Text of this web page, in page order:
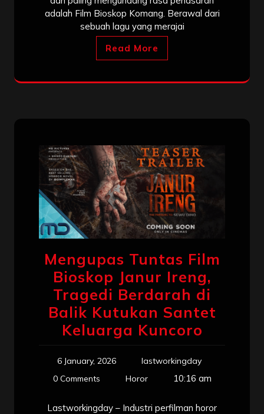
adalah Film Bioskop Komang. Berawal dari
sebuah lagu yang merajai
Read More
Mengupas Tuntas Film
Bioskop Janur Ireng,
Tragedi Berdarah di
Balik Kutukan Santet
Keluarga Kuncoro
6 January, 2026
lastworkingday
0 Comments
Horor 10:16 am
Lastworkingday – Industri perfilman horor